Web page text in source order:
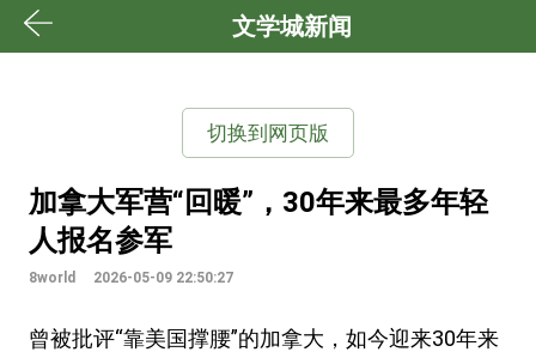
文学城新闻
切换到网页版
加拿大军营“回暖”，30年来最多年轻
人报名参军
8world 2026-05-09 22:50:27
曾被批评“靠美国撑腰”的加拿大，如今迎来30年来